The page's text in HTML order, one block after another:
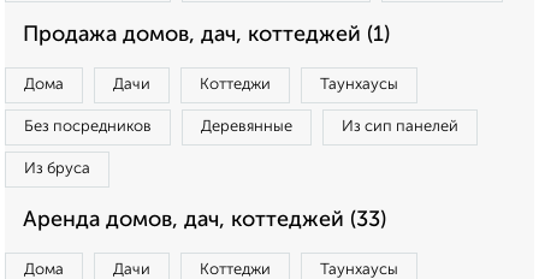
Продажа домов, дач, коттеджей (1)
Дома Дачи Коттеджи Таунхаусы
Без посредников Деревянные Из сип панелей
Из бруса
Аренда домов, дач, коттеджей (33)
Дома Дачи Коттеджи Таунхаусы